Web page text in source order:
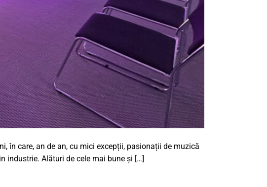
în care, an de an, cu mici excepții, pasionații de muzică
industrie. Alături de cele mai bune și […]